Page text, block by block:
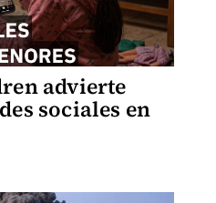
advierte
sociales en